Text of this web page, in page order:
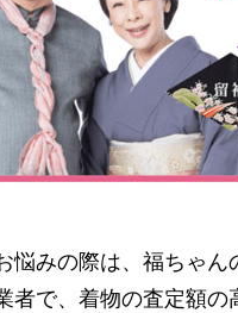
悩みの際は、福ちゃ
者で、着物の査定額の